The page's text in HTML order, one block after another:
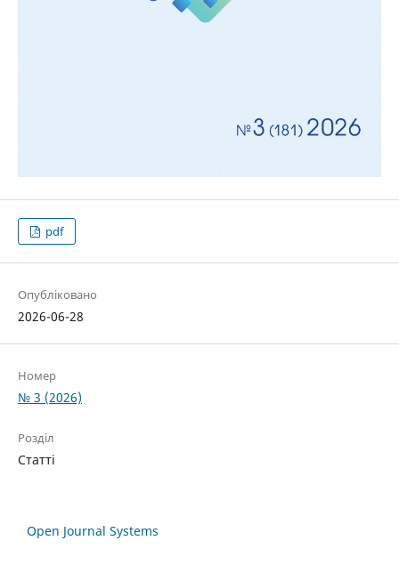
pdf
Опубліковано
2026-06-28
Номер
№ 3 (2026)
Розділ
Статті
Open Journal Systems